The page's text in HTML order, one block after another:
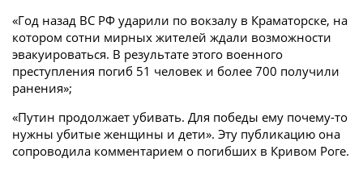
«Год назад ВС РФ ударили по вокзалу в Краматорске, на
котором сотни мирных жителей ждали возможности
эвакуироваться. В результате этого военного
преступления погиб 51 человек и более 700 получили
ранения»;
«Путин продолжает убивать. Для победы ему почему-то
нужны убитые женщины и дети». Эту публикацию она
сопроводила комментарием о погибших в Кривом Роге.